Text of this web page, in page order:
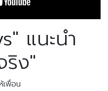
แนะนำ
ริง"
เพื่อน